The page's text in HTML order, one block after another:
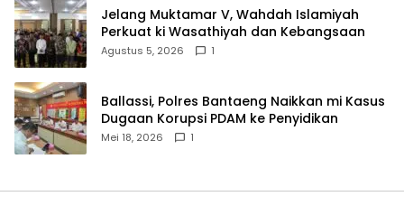
Jelang Muktamar V, Wahdah Islamiyah
Perkuat ki Wasathiyah dan Kebangsaan
Agustus 5, 2026 1
Ballassi, Polres Bantaeng Naikkan mi Kasus
Dugaan Korupsi PDAM ke Penyidikan
Mei 18, 2026 1